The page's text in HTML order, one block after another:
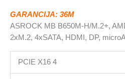
DP,
microATX
količina
GARANCIJA: 36M
ASROCK MB B650M-H/M.2+,
2xM.2, 4xSATA, HDMI, DP,
PCIE X16 4